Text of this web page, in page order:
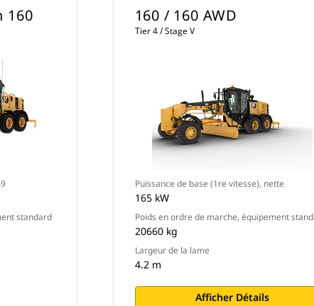
160
standard
160 / 160 AWD
Tier 4 / Stage V
Puissance de base (1re vitesse), nette
165 kW
Poids en ordre de marche, équipement
20660 kg
Largeur de la lame
4.2 m
Afficher Détails